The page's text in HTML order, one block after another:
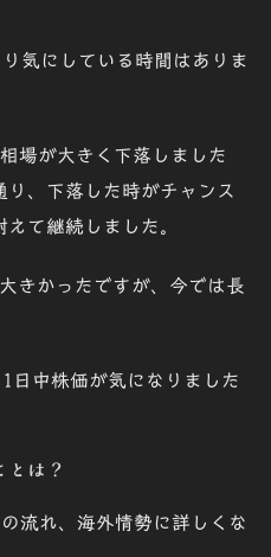
気にしている時間はありま
場が大きく下落しました
、下落した時がチャンス
て継続しました。
きかったですが、今では長
日中株価が気になりました
とは？
流れ、海外情勢に詳しくな